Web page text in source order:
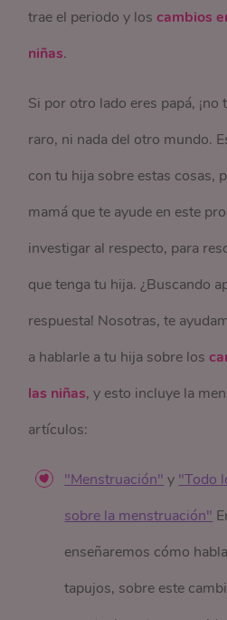
trae el periodo y loscambios
niñas.
Si por otro lado eres papá, ¡no
raro, ni nada del otro mundo.
con tu hija sobre estas cosas,
mamá que te ayude en este
investigar al respecto, para
que tenga tu hija. ¿Buscando
respuesta! Nosotras, te
a hablarle a tu hija sobre los
las niñas, y esto incluye la
artículos:
"Menstruación" y "Todo
sobre la menstruación"
enseñaremos cómo
tapujos, sobre este